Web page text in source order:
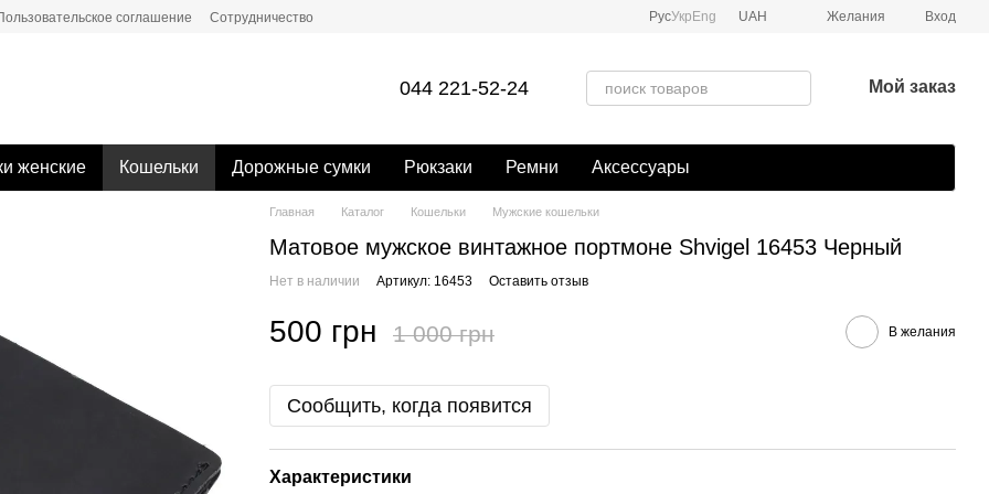
соглашение Сотрудничество РусУкр Eng UAH Желания Вход
044 221-52-24 Мой заказ
женские Кошельки Дорожные сумки Рюкзаки Ремни Аксессуары
Главная Каталог Кошельки Мужские кошельки
Матовое мужское винтажное портмоне Shvigel 16453 Черный
Нет в наличии Артикул: 16453 Оставить отзыв
500 грн 1 000 грн В желания
Сообщить, когда появится
Характеристики